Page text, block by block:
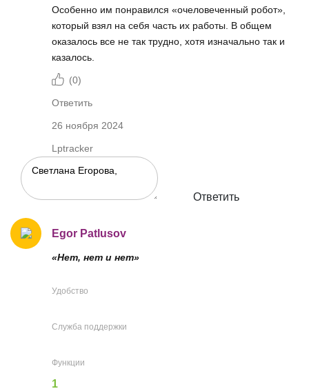
Особенно им понравился «очеловеченный робот»,
который взял на себя часть их работы. В общем
оказалось все не так трудно, хотя изначально так и
казалось.
(0)
Ответить
26 ноября 2024
Lptracker
Ответить
Egor Patlusov
«Нет, нет и нет»
Удобство
Служба поддержки
Функции
1